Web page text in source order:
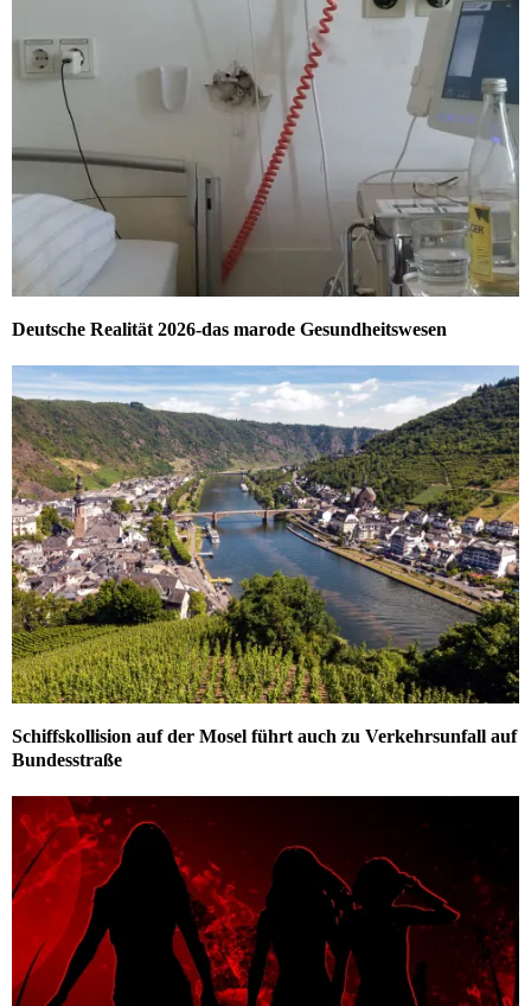
Deutsche Realität 2026-das marode Gesundheitswesen
Schiffskollision auf der Mosel führt auch zu Verkehrsunfall auf
Bundesstraße